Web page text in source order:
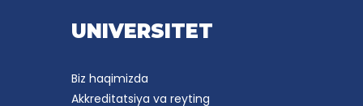
UNIVERSITET
Biz haqimizda
Akkreditatsiya va reyting